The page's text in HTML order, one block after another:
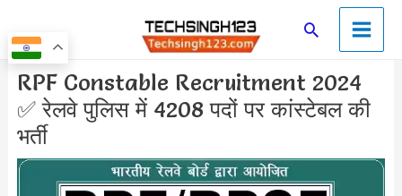
to
content
SearchMain
Menu
RPF Constable Recruitment 2024
✅ रेलवे पुलिस में 4208 पदों पर कांस्टेबल की
भर्ती
Post
navigation